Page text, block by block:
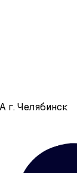
г. Челябинск